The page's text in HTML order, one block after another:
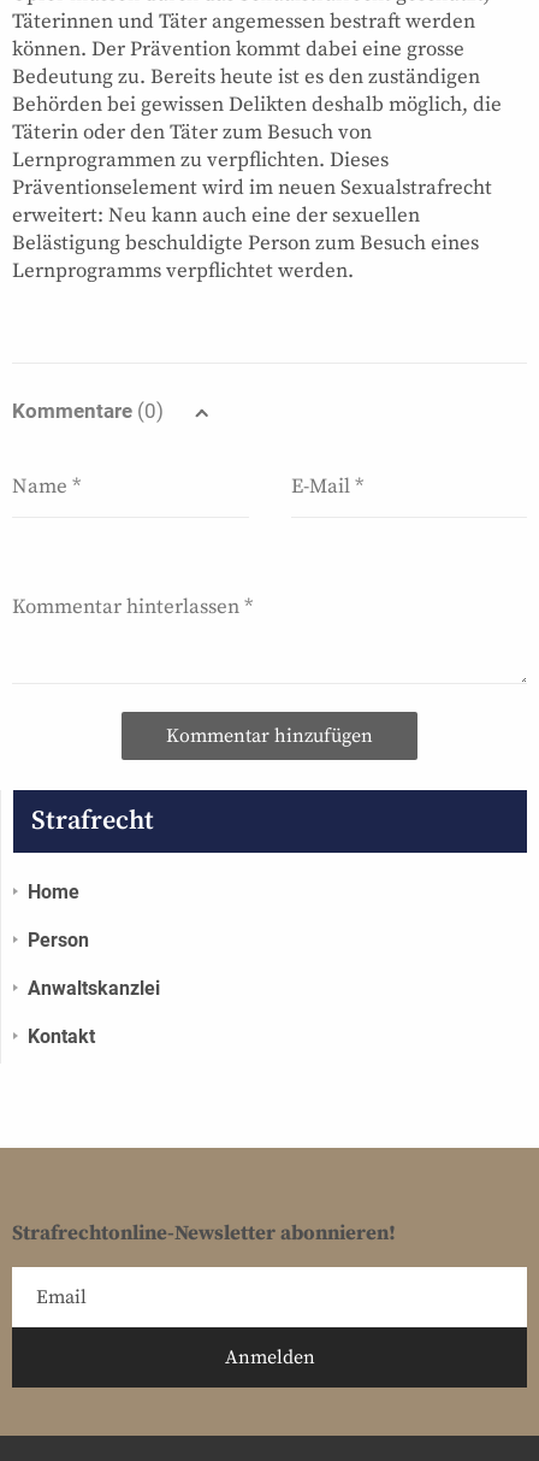
Täterinnen und Täter angemessen bestraft werden
können. Der Prävention kommt dabei eine grosse
Bedeutung zu. Bereits heute ist es den zuständigen
Behörden bei gewissen Delikten deshalb möglich, die
Täterin oder den Täter zum Besuch von
Lernprogrammen zu verpflichten. Dieses
Präventionselement wird im neuen Sexualstrafrecht
erweitert: Neu kann auch eine der sexuellen
Belästigung beschuldigte Person zum Besuch eines
Lernprogramms verpflichtet werden.
Kommentare (0)
Kommentar hinzufügen
Strafrecht
Home
Person
Anwaltskanzlei
Kontakt
Strafrechtonline-Newsletter abonnieren!